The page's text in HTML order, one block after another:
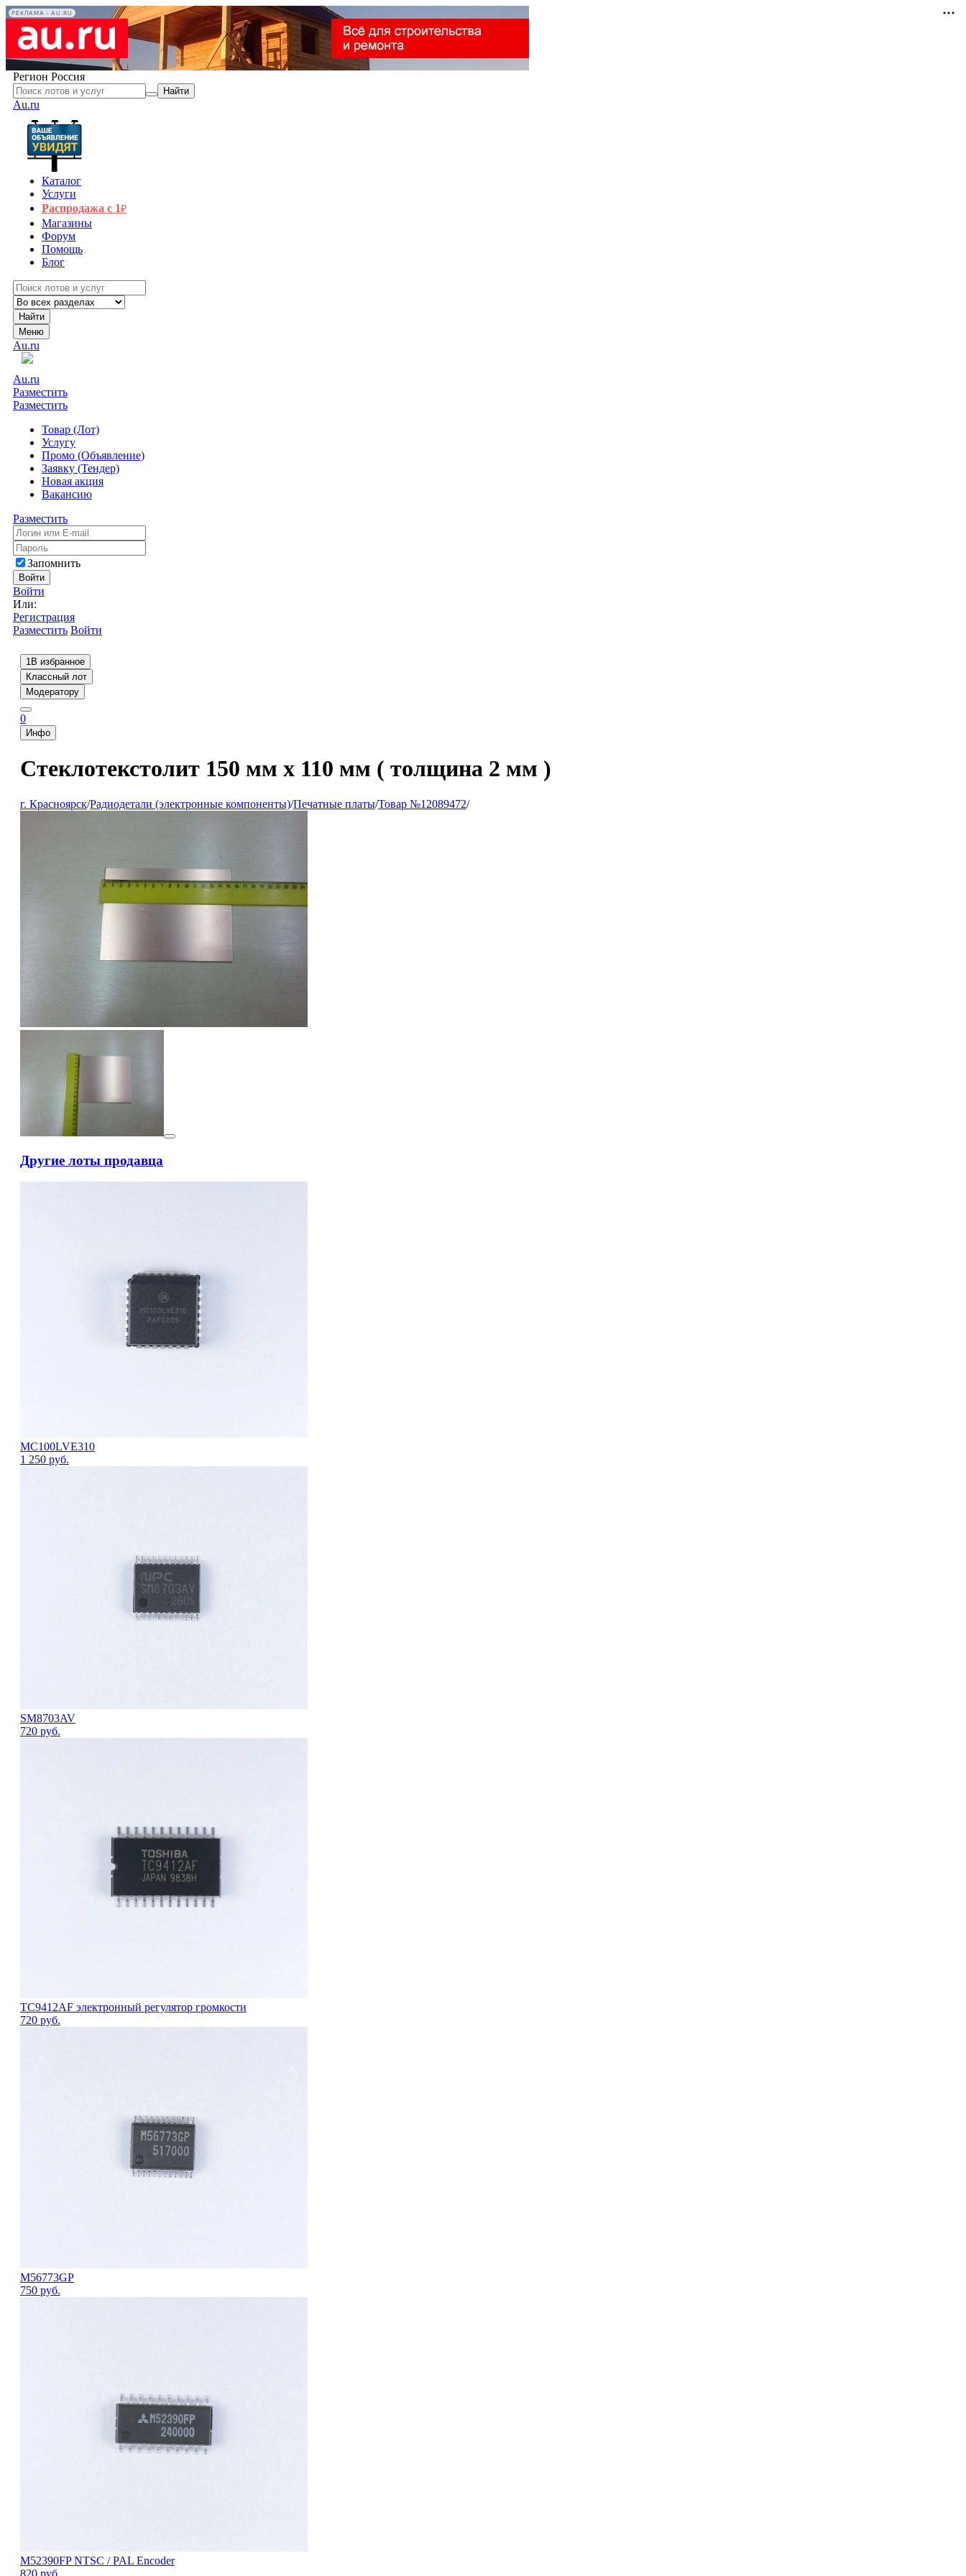
РЕКЛАМА • AU.RU
Регион Россия
Найти
Au.ru
Каталог
Услуги
Распродажа с 1₽
Магазины
Форум
Помощь
Блог
Найти
Меню
Au.ru
Au.ru
Разместить
Разместить
Товар (Лот)
Услугу
Промо (Объявление)
Заявку (Тендер)
Новая акция
Вакансию
Разместить
Запомнить
Войти
Войти
Или:
Регистрация
Разместить Войти
1В избранное
Классный лот
Модератору
0
Инфо
Стеклотекстолит 150 мм х 110 мм ( толщина 2 мм )
г. Красноярск/Радиодетали (электронные компоненты)/Печатные платы/Товар №12089472/
Другие лоты продавца
MC100LVE310
1 250 руб.
SM8703AV
720 руб.
TC9412AF электронный регулятор громкости
720 руб.
M56773GP
750 руб.
M52390FP NTSC / PAL Encoder